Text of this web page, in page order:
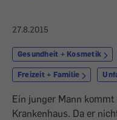
27.8.2015
Gesundheit + Kosmetik
Freizeit + Familie
Ein junger Mann
Krankenhaus. Da er